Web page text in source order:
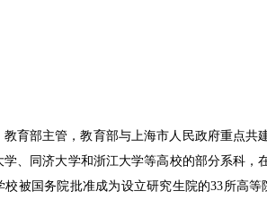
育部主管，教育部与上海市人民政府重点共
、同济大学和浙江大学等高校的部分系科
校被国务院批准成为设立研究生院的33所高